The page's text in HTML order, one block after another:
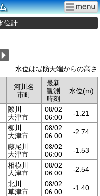
位計
水位は堤防天端からの高さ
河川名
市町
最新
観測
時刻
水位(m)
際川
大津市
08/02
06:00
-1.21
柳川
大津市
08/02
06:00
-2.74
藤尾川
大津市
08/02
06:00
-1.53
相模川
大津市
08/02
06:00
-2.54
北川
草津市
08/02
06:00
-1.40